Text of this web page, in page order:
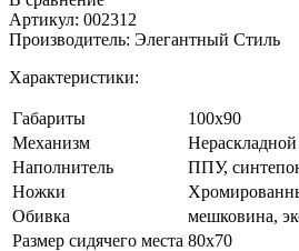
Артикул: 002312
Производитель: Элегантный Стиль
Характеристики:
Габариты
100х90
Механизм
Нераскладной
Наполнитель
ППУ,
Ножки
Обивка
мешковина,
Размер сидячего места 80х70